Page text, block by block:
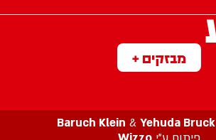
מבזקים +
Baruch Klein & Yehuda Bruck